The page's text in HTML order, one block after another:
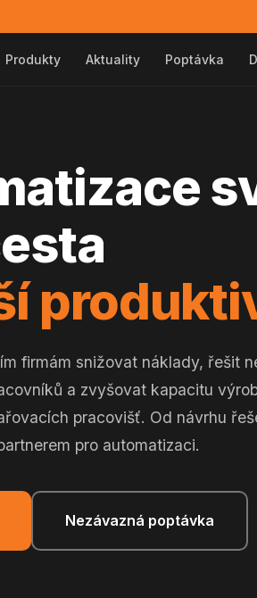
Produkty Aktuality Poptávka
firmám snižovat náklady, řešit
a zvyšovat kapacitu
pracovišť. Od návrhu
pro automatizaci.
Nezávazná poptávka